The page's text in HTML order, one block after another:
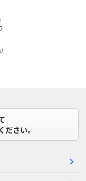
ださい。